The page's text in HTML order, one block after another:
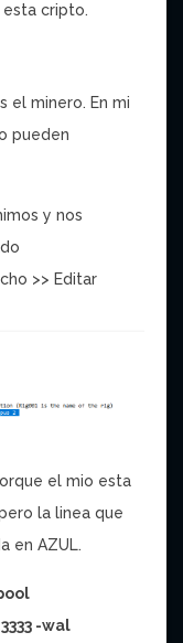
cripto.
el minero. En mi
pueden
y nos
>> Editar
el mio esta
la linea que
en AZUL.
-wal